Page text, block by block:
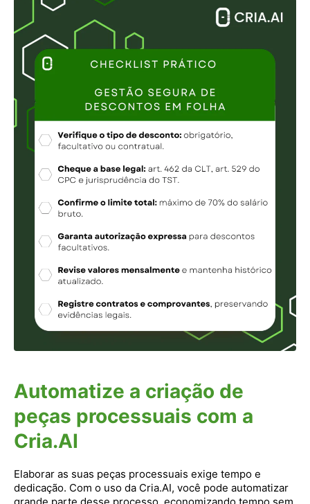
Automatize a criação de
peças processuais com a
Cria.AI
Elaborar as suas peças processuais exige tempo e
dedicação. Com o uso da Cria.AI, você pode automatizar
grande parte desse processo, economizando tempo sem